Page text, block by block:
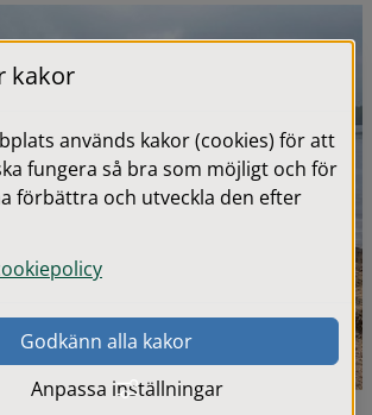
kakor
används kakor (cookies) för att
fungera så bra som möjligt och för
förbättra och utveckla den efter
Godkänn alla kakor
Anpassa inställningar